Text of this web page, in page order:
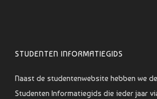
STUDENTEN INFORMATIEGIDS
Naast de studentenwebsite hebben we
Studenten Informatiegids die ieder jaar